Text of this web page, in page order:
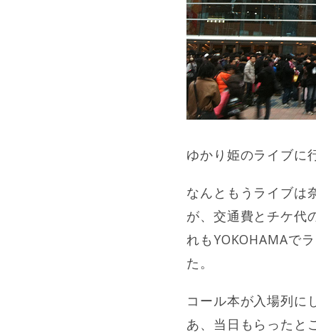
ゆかり姫のライブに
なんともうライブは
が、交通費とチケ代
れもYOKOHAMAで
た。
コール本が入場列に
あ、当日もらったと